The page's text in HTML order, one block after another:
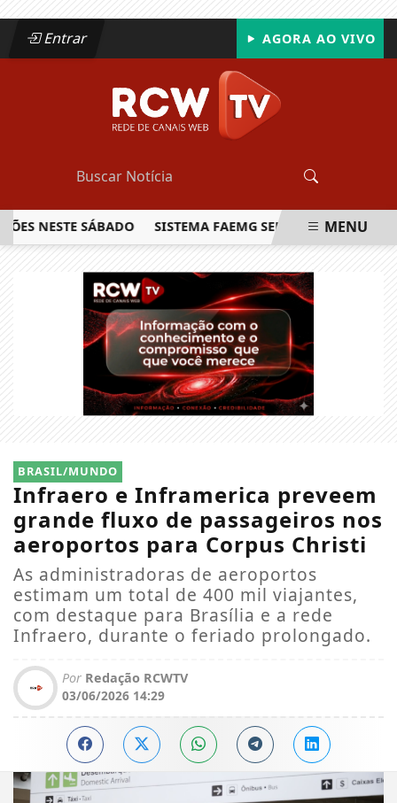
Entrar AGORA AO VIVO
NESTE SÁBADO SISTEMA FAEMG SENAR LANÇA O
MENU
BRASIL/MUNDO
Infraero e Inframerica preveem
grande fluxo de passageiros nos
aeroportos para Corpus Christi
As administradoras de aeroportos
estimam um total de 400 mil viajantes,
com destaque para Brasília e a rede
Infraero, durante o feriado prolongado.
Por Redação RCWTV
03/06/2026 14:29